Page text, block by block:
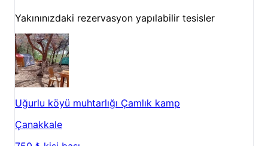
Yakınınızdaki rezervasyon yapılabilir tesisler
Uğurlu köyü muhtarlığı Çamlık kamp
Çanakkale